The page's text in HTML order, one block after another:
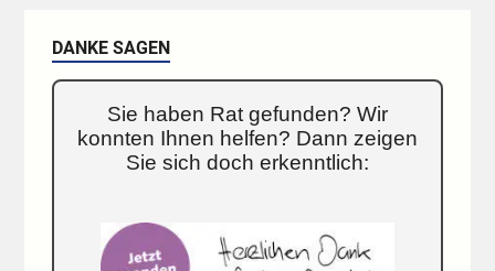
DANKE SAGEN
Sie haben Rat gefunden? Wir
konnten Ihnen helfen? Dann zeigen
Sie sich doch erkenntlich: